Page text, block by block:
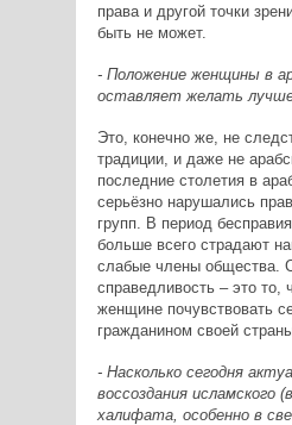
права и другой точки
быть не может.
- Положение женщины в
оставляет желать
Это, конечно же, не
традиции, и даже не
последние столетия в
серьёзно нарушались
групп. В период
больше всего страдают
слабые члены общества.
справедливость – это то,
женщине почувствовать
гражданином своей
- Насколько сегодня
воссоздания исламского
халифата, особенно в